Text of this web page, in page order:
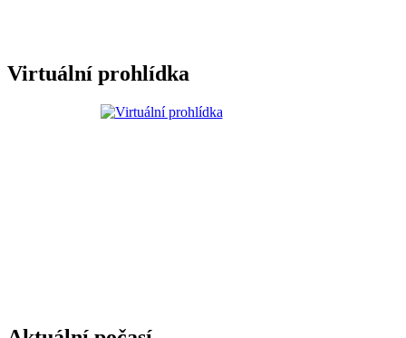
Virtuální prohlídka